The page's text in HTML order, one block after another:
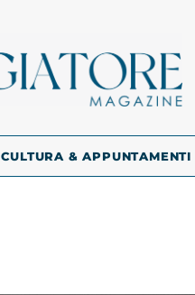
CULTURA & APPUNTAMENTI